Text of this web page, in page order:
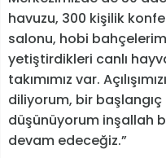
havuzu, 300 kişilik
salonu, hobi
yetiştirdikleri canlı
takımımız var.
diliyorum, bir
düşünüyorum inşallah
devam edeceğiz.”